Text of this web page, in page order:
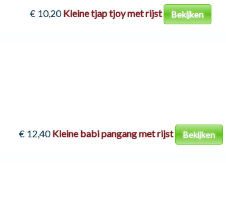
€ 10,20 Kleine tjap tjoy met rijst Bekijken
€ 12,40 Kleine babi pangang met rijst Bekijken